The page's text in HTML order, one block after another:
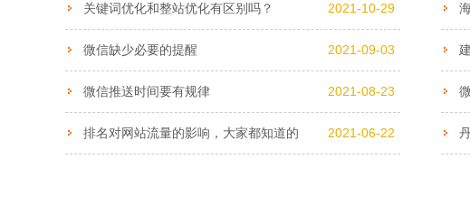
关键词优化和整站优化有区别吗？ 2021-10-29
微信缺少必要的提醒 2021-09-03
微信推送时间要有规律 2021-08-23
排名对网站流量的影响，大家都知道的 2021-06-22